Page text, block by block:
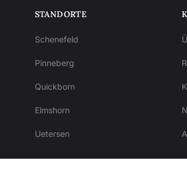
STANDORTE
Schenefeld
Pinneberg
Quickborn
Elmshorn
Uetersen